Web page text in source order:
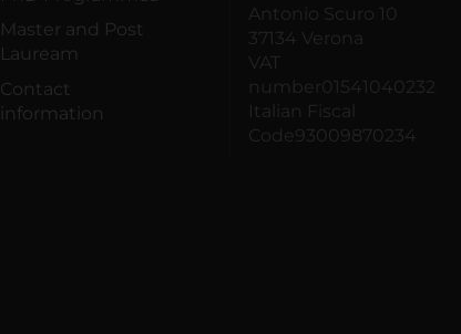
Master and Post
Lauream
Contact
information
Antonio Scuro 10
37134 Verona
VAT
number01541040232
Italian Fiscal
Code93009870234